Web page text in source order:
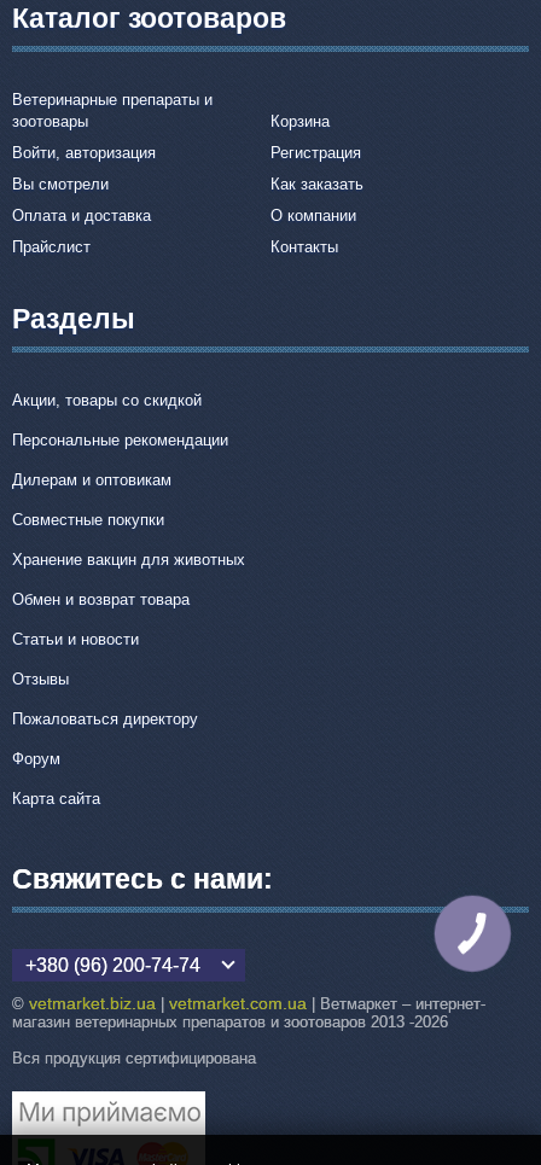
Каталог зоотоваров
Ветеринарные препараты и
зоотовары
Корзина
Войти, авторизация
Регистрация
Вы смотрели
Как заказать
Оплата и доставка
О компании
Прайслист
Контакты
Разделы
Акции, товары со скидкой
Персональные рекомендации
Дилерам и оптовикам
Совместные покупки
Хранение вакцин для животных
Обмен и возврат товара
Статьи и новости
Отзывы
Пожаловаться директору
Форум
Карта сайта
Свяжитесь с нами:
+380 (96) 200-74-74
© vetmarket.biz.ua vetmarket.com.ua | Ветмаркет – интернет-
магазин ветеринарных препаратов и зоотоваров 2013 -2026
Вся продукция сертифицирована
КНОПКА
СВЯЗИ